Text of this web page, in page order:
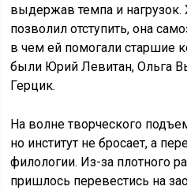
выдержав темпа и нагрузок.
позволил отступить, она
в чем ей помогали старшие
были Юрий Левитан, Ольга
Герцик.
На волне творческого
но институт не бросает, а
филологии. Из-за плотного
пришлось перевестись на